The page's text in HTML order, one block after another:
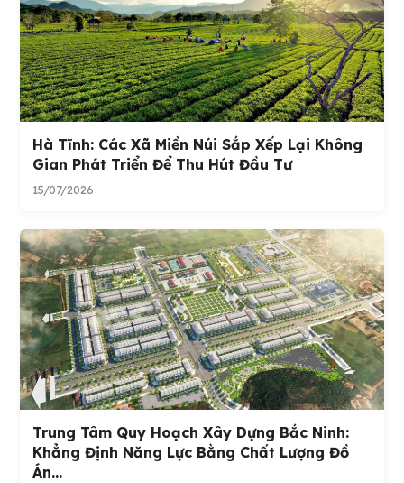
Hà Tĩnh: Các Xã Miền Núi Sắp Xếp Lại Không
Gian Phát Triển Để Thu Hút Đầu Tư
15/07/2026
Trung Tâm Quy Hoạch Xây Dựng Bắc Ninh:
Khẳng Định Năng Lực Bằng Chất Lượng Đồ
Án...